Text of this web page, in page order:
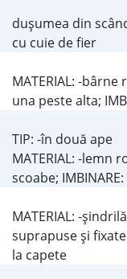
duşumea din
cu cuie de fier
MATERIAL: -
una peste alta;
TIP: -în două ape
MATERIAL: -lemn
scoabe;
MATERIAL: -
suprapuse şi
la capete